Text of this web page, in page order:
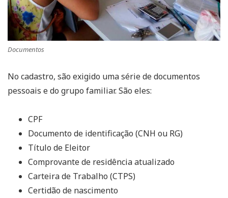
Documentos
No cadastro, são exigido uma série de documentos
pessoais e do grupo familiar. São eles:
CPF
Documento de identificação (CNH ou RG)
Título de Eleitor
Comprovante de residência atualizado
Carteira de Trabalho (CTPS)
Certidão de nascimento